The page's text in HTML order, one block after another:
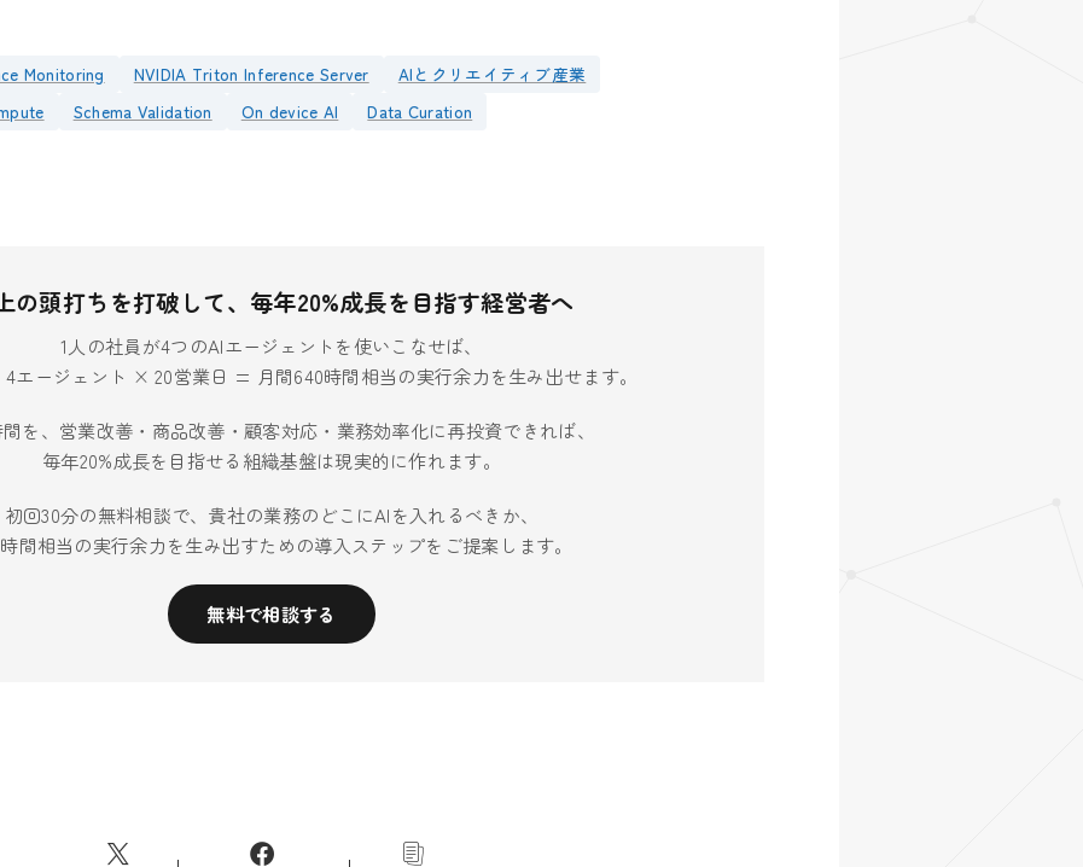
Monitoring NVIDIA Triton Inference Server
AIとクリエイティブ産業
Schema Validation On device AI Data Curation
の頭打ちを打破して、毎年20%成長を目指す経営者へ
1人の社員が4つのAIエージェントを使いこなせば、
エージェント × 20営業日 = 月間640時間相当の実行余力を生み出せます。
を、営業改善・商品改善・顧客対応・業務効率化に再投資できれば、
毎年20%成長を目指せる組織基盤は現実的に作れます。
初回30分の無料相談で、貴社の業務のどこにAIを入れるべきか、
間相当の実行余力を生み出すための導入ステップをご提案します。
無料で相談する